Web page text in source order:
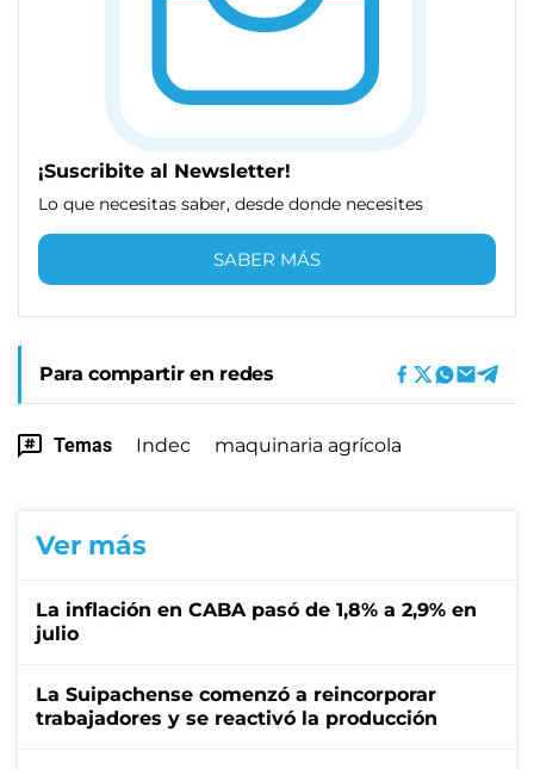
¡Suscribite al Newsletter!
Lo que necesitas saber, desde donde necesites
SABER MÁS
Para compartir en redes
Temas Indec maquinaria agrícola
Ver más
La inflación en CABA pasó de 1,8% a 2,9% en
julio
La Suipachense comenzó a reincorporar
trabajadores y se reactivó la producción